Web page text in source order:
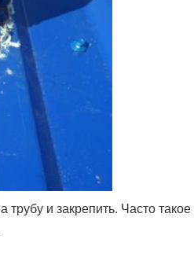
и закрепить. Часто такое